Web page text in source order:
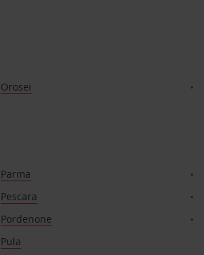
Orosei
Parma
Pescara
Pordenone
Pula